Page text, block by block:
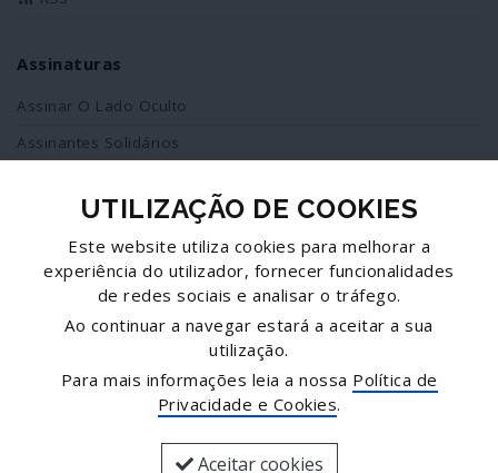
Assinaturas
Assinar O Lado Oculto
Assinantes Solidários
Redes Sociais
Siga-nos no facebook
Twitter
UTILIZAÇÃO DE COOKIES
Este website utiliza cookies para melhorar a
experiência do utilizador, fornecer funcionalidades
de redes sociais e analisar o tráfego.
Ao continuar a navegar estará a aceitar a sua
utilização.
Para mais informações leia a nossa Política de
Privacidade e Cookies.
Aceitar cookies